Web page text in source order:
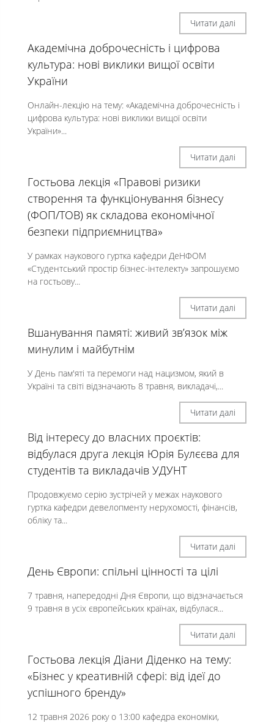
Читати далі
Академічна доброчесність і цифрова
культура: нові виклики вищої освіти
України
Онлайн-лекцію на тему: «Академічна доброчесність і
цифрова культура: нові виклики вищої освіти
України»...
Читати далі
Гостьова лекція «Правові ризики
створення та функціонування бізнесу
(ФОП/ТОВ) як складова економічної
безпеки підприємництва»
У рамках наукового гуртка кафедри ДеНФОМ
«Студентський простір бізнес-інтелекту» запрошуємо
на гостьову...
Читати далі
Вшанування памяті: живий зв’язок між
минулим і майбутнім
У День пам'яті та перемоги над нацизмом, який в
Україні та світі відзначають 8 травня, викладачі,...
Читати далі
Від інтересу до власних проєктів:
відбулася друга лекція Юрія Булєєва для
студентів та викладачів УДУНТ
Продовжуємо серію зустрічей у межах наукового
гуртка кафедри девелопменту нерухомості, фінансів,
обліку та...
Читати далі
День Європи: спільні цінності та цілі
7 травня, напередодні Дня Європи, що відзначається
9 травня в усіх європейських країнах, відбулася...
Читати далі
Гостьова лекція Діани Діденко на тему:
«Бізнес у креативній сфері: від ідеї до
успішного бренду»
12 травня 2026 року о 13:00 кафедра економіки,